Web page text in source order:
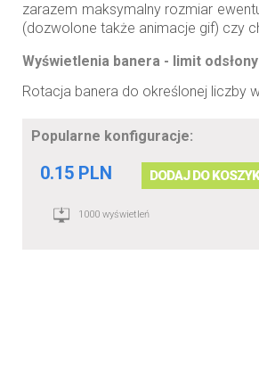
zarazem maksymalny rozmiar
(dozwolone także animacje gif) czy
Wyświetlenia banera - limit odsłony
Rotacja banera do określonej liczby
Popularne konfiguracje:
0.15 PLN DODAJ DO
1000 wyświetleń